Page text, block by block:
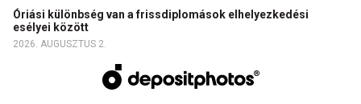
Óriási különbség van a frissdiplomások elhelyezkedési
esélyei között
2026. AUGUSZTUS 2.